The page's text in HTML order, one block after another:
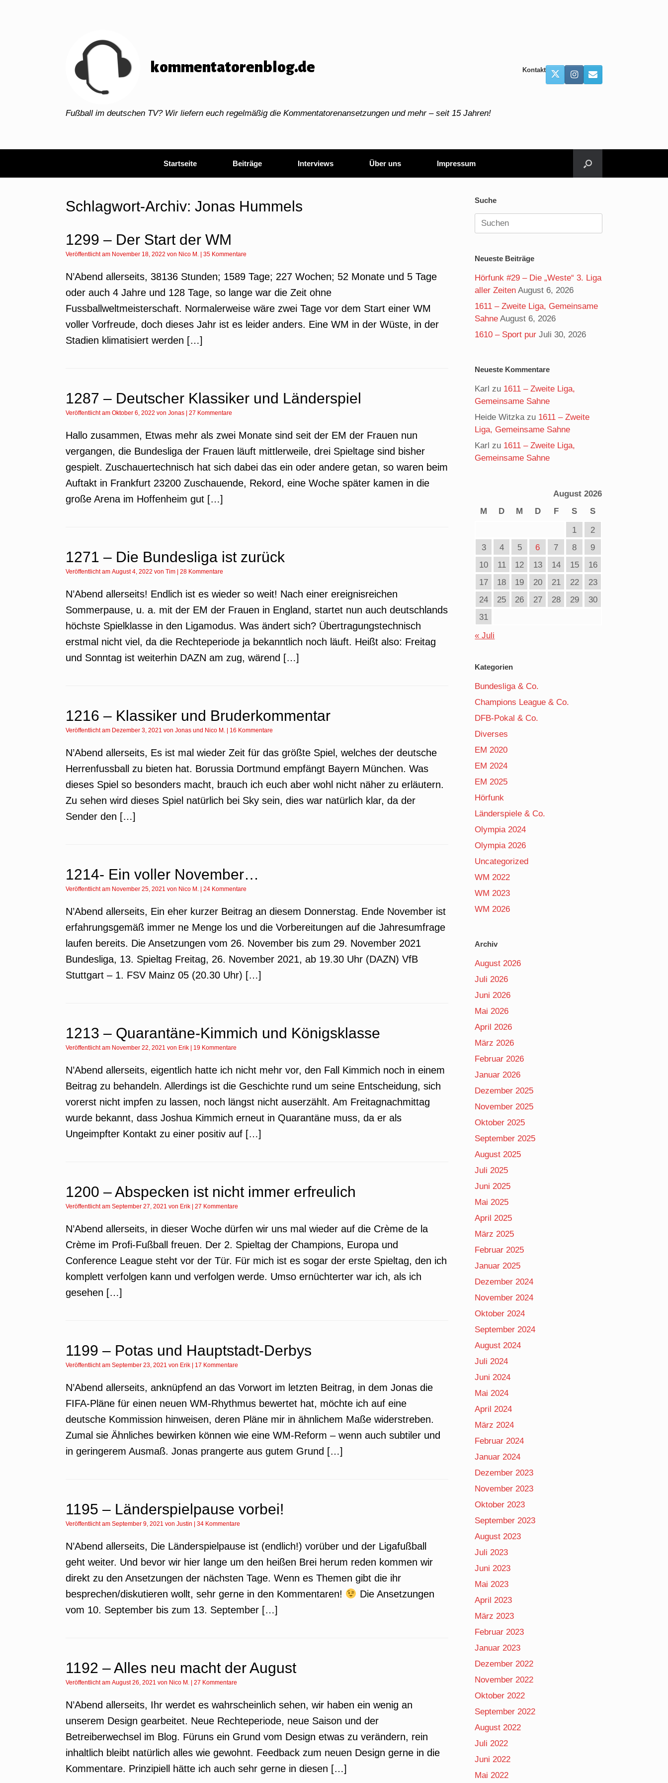
kommentatorenblog.de
Fußball im deutschen TV? Wir liefern euch regelmäßig die Kommentatorenansetzungen und mehr – seit 15 Jahren!
Kontakt
Startseite Beiträge Interviews Über uns Impressum
Schlagwort-Archiv: Jonas Hummels
1299 – Der Start der WM
Veröffentlicht am November 18, 2022 von Nico M. 35 Kommentare
N’Abend allerseits, 38136 Stunden; 1589 Tage; 227 Wochen; 52 Monate und 5 Tage
oder auch 4 Jahre und 128 Tage, so lange war die Zeit ohne
Fussballweltmeisterschaft. Normalerweise wäre zwei Tage vor dem Start einer WM
voller Vorfreude, doch dieses Jahr ist es leider anders. Eine WM in der Wüste, in der
Stadien klimatisiert werden […]
1287 – Deutscher Klassiker und Länderspiel
Veröffentlicht am Oktober 6, 2022 von Jonas 27 Kommentare
Hallo zusammen, Etwas mehr als zwei Monate sind seit der EM der Frauen nun
vergangen, die Bundesliga der Frauen läuft mittlerweile, drei Spieltage sind bisher
gespielt. Zuschauertechnisch hat sich dabei das ein oder andere getan, so waren beim
Auftakt in Frankfurt 23200 Zuschauende, Rekord, eine Woche später kamen in die
große Arena im Hoffenheim gut […]
1271 – Die Bundesliga ist zurück
Veröffentlicht am August 4, 2022 von Tim 28 Kommentare
N’Abend allerseits! Endlich ist es wieder so weit! Nach einer ereignisreichen
Sommerpause, u. a. mit der EM der Frauen in England, startet nun auch deutschlands
höchste Spielklasse in den Ligamodus. Was ändert sich? Übertragungstechnisch
erstmal nicht viel, da die Rechteperiode ja bekanntlich noch läuft. Heißt also: Freitag
und Sonntag ist weiterhin DAZN am zug, wärend […]
1216 – Klassiker und Bruderkommentar
Veröffentlicht am Dezember 3, 2021 von Jonas und Nico M. 16 Kommentare
N’Abend allerseits, Es ist mal wieder Zeit für das größte Spiel, welches der deutsche
Herrenfussball zu bieten hat. Borussia Dortmund empfängt Bayern München. Was
dieses Spiel so besonders macht, brauch ich euch aber wohl nicht näher zu erläutern.
Zu sehen wird dieses Spiel natürlich bei Sky sein, dies war natürlich klar, da der
Sender den […]
1214- Ein voller November…
Veröffentlicht am November 25, 2021 von Nico M. 24 Kommentare
N’Abend allerseits, Ein eher kurzer Beitrag an diesem Donnerstag. Ende November ist
erfahrungsgemäß immer ne Menge los und die Vorbereitungen auf die Jahresumfrage
laufen bereits. Die Ansetzungen vom 26. November bis zum 29. November 2021
Bundesliga, 13. Spieltag Freitag, 26. November 2021, ab 19.30 Uhr (DAZN) VfB
Stuttgart – 1. FSV Mainz 05 (20.30 Uhr) […]
1213 – Quarantäne-Kimmich und Königsklasse
Veröffentlicht am November 22, 2021 von Erik 19 Kommentare
N’Abend allerseits, eigentlich hatte ich nicht mehr vor, den Fall Kimmich noch in einem
Beitrag zu behandeln. Allerdings ist die Geschichte rund um seine Entscheidung, sich
vorerst nicht impfen zu lassen, noch längst nicht auserzählt. Am Freitagnachmittag
wurde bekannt, dass Joshua Kimmich erneut in Quarantäne muss, da er als
Ungeimpfter Kontakt zu einer positiv auf […]
1200 – Abspecken ist nicht immer erfreulich
Veröffentlicht am September 27, 2021 von Erik 27 Kommentare
N’Abend allerseits, in dieser Woche dürfen wir uns mal wieder auf die Crème de la
Crème im Profi-Fußball freuen. Der 2. Spieltag der Champions, Europa und
Conference League steht vor der Tür. Für mich ist es sogar der erste Spieltag, den ich
komplett verfolgen kann und verfolgen werde. Umso ernüchterter war ich, als ich
gesehen […]
1199 – Potas und Hauptstadt-Derbys
Veröffentlicht am September 23, 2021 von Erik 17 Kommentare
N’Abend allerseits, anknüpfend an das Vorwort im letzten Beitrag, in dem Jonas die
FIFA-Pläne für einen neuen WM-Rhythmus bewertet hat, möchte ich auf eine
deutsche Kommission hinweisen, deren Pläne mir in ähnlichem Maße widerstreben.
Zumal sie Ähnliches bewirken können wie eine WM-Reform – wenn auch subtiler und
in geringerem Ausmaß. Jonas prangerte aus gutem Grund […]
1195 – Länderspielpause vorbei!
Veröffentlicht am September 9, 2021 von Justin 34 Kommentare
N’Abend allerseits, Die Länderspielpause ist (endlich!) vorüber und der Ligafußball
geht weiter. Und bevor wir hier lange um den heißen Brei herum reden kommen wir
direkt zu den Ansetzungen der nächsten Tage. Wenn es Themen gibt die ihr
besprechen/diskutieren wollt, sehr gerne in den Kommentaren!
Die Ansetzungen
vom 10. September bis zum 13. September […]
1192 – Alles neu macht der August
Veröffentlicht am August 26, 2021 von Nico M. 27 Kommentare
N’Abend allerseits, Ihr werdet es wahrscheinlich sehen, wir haben ein wenig an
unserem Design gearbeitet. Neue Rechteperiode, neue Saison und der
Betreiberwechsel im Blog. Füruns ein Grund vom Design etwas zu verändern, rein
inhaltlich bleibt natürlich alles wie gewohnt. Feedback zum neuen Design gerne in die
Kommentare. Prinzipiell hätte ich auch sehr gerne in diesen […]
Suche
Suchen
nach:
Neueste Beiträge
Hörfunk #29 – Die „Weste“ 3. Liga
aller Zeiten August 6, 2026
1611 – Zweite Liga, Gemeinsame
Sahne August 6, 2026
1610 – Sport pur Juli 30, 2026
Neueste Kommentare
Karl zu 1611 – Zweite Liga,
Gemeinsame Sahne
Heide Witzkazu 1611 – Zweite
Liga, Gemeinsame Sahne
Karl zu 1611 – Zweite Liga,
Gemeinsame Sahne
August 2026
M
D M D F S
S
1
2
3
4 5 6 7 8
9
10
11 12 13 14 15
16
17
18 19 20 21 22
23
24
25 26 27 28 29
30
31
« Juli
Kategorien
Bundesliga & Co.
Champions League & Co.
DFB-Pokal & Co.
Diverses
EM 2020
EM 2024
EM 2025
Hörfunk
Länderspiele & Co.
Olympia 2024
Olympia 2026
Uncategorized
WM 2022
WM 2023
WM 2026
Archiv
August 2026
Juli 2026
Juni 2026
Mai 2026
April 2026
März 2026
Februar 2026
Januar 2026
Dezember 2025
November 2025
Oktober 2025
September 2025
August 2025
Juli 2025
Juni 2025
Mai 2025
April 2025
März 2025
Februar 2025
Januar 2025
Dezember 2024
November 2024
Oktober 2024
September 2024
August 2024
Juli 2024
Juni 2024
Mai 2024
April 2024
März 2024
Februar 2024
Januar 2024
Dezember 2023
November 2023
Oktober 2023
September 2023
August 2023
Juli 2023
Juni 2023
Mai 2023
April 2023
März 2023
Februar 2023
Januar 2023
Dezember 2022
November 2022
Oktober 2022
September 2022
August 2022
Juli 2022
Juni 2022
Mai 2022